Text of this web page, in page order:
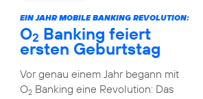
EIN JAHR MOBILE BANKING REVOLUTION:
O2 Banking feiert
ersten Geburtstag
Vor genau einem Jahr begann mit
O2Banking eine Revolution: Das